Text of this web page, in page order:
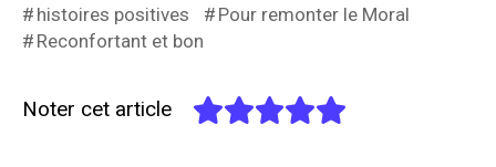
histoires positives
Pour remonter le Moral
Reconfortant et bon
Noter cet article